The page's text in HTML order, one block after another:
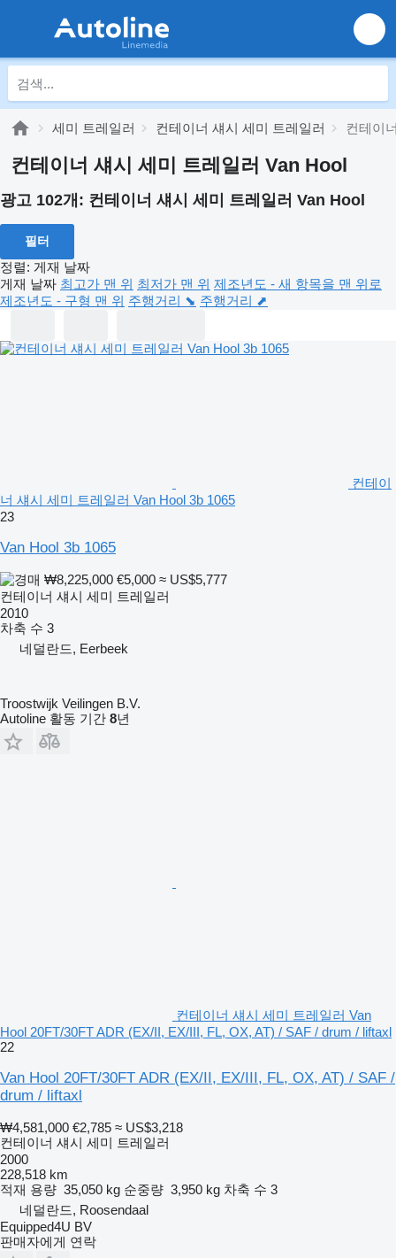
세미 트레일러 컨테이너 섀시 세미 트레일러 컨테이
컨테이너 섀시 세미 트레일러 Van Hool
광고 102개: 컨테이너 섀시 세미 트레일러 Van Hool
필터
정렬: 게재 날짜
게재 날짜 최고가 맨 위 최저가 맨 위 제조년도 - 새 항목을 맨 위로
제조년도 - 구형 맨 위 주행거리 ⬊ 주행거리 ⬈
컨테이
너 섀시 세미 트레일러 Van Hool 3b 1065
23
Van Hool 3b 1065
₩8,225,000 €5,000 ≈ US$5,777
컨테이너 섀시 세미 트레일러
2010
차축 수 3
네덜란드, Eerbeek
Troostwijk Veilingen B.V.
Autoline 활동 기간 8년
컨테이너 섀시 세미 트레일러 Van
Hool 20FT/30FT ADR (EX/II, EX/III, FL, OX, AT) / SAF / drum / liftaxl
22
Van Hool 20FT/30FT ADR (EX/II, EX/III, FL, OX, AT) / SAF /
drum / liftaxl
₩4,581,000 €2,785 ≈ US$3,218
컨테이너 섀시 세미 트레일러
2000
228,518 km
적재 용량 35,050 kg 순중량 3,950 kg 차축 수 3
네덜란드, Roosendaal
Equipped4U BV
판매자에게 연락